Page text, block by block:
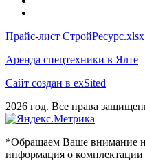
Прайс-лист СтройРесурс.xlsx
Аренда спецтехники в Ялте
Сайт создан в exSited
2026 год. Все права
*Обращаем Ваше внимание
информация о комплектации